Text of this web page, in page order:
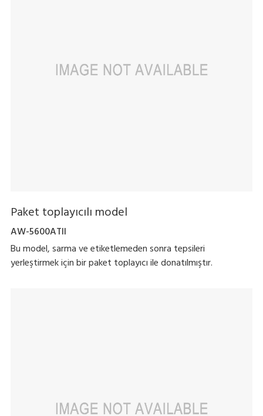
Paket toplayıcılı model
AW-5600ATII
Bu model, sarma ve etiketlemeden sonra tepsileri
yerleştirmek için bir paket toplayıcı ile donatılmıştır.